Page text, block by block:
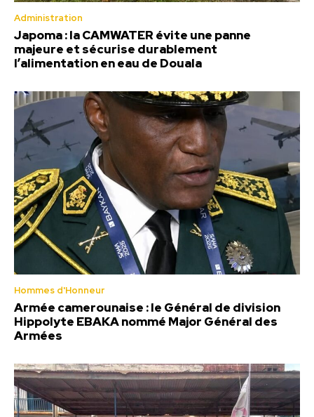
Administration
Japoma : la CAMWATER évite une panne
majeure et sécurise durablement
l’alimentation en eau de Douala
Hommes d'Honneur
Armée camerounaise : le Général de division
Hippolyte EBAKA nommé Major Général des
Armées